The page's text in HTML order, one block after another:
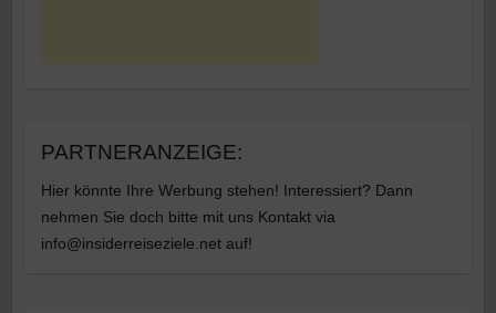
PARTNERANZEIGE:
Hier könnte Ihre Werbung stehen! Interessiert? Dann
nehmen Sie doch bitte mit uns Kontakt via
info@insiderreiseziele.net auf!